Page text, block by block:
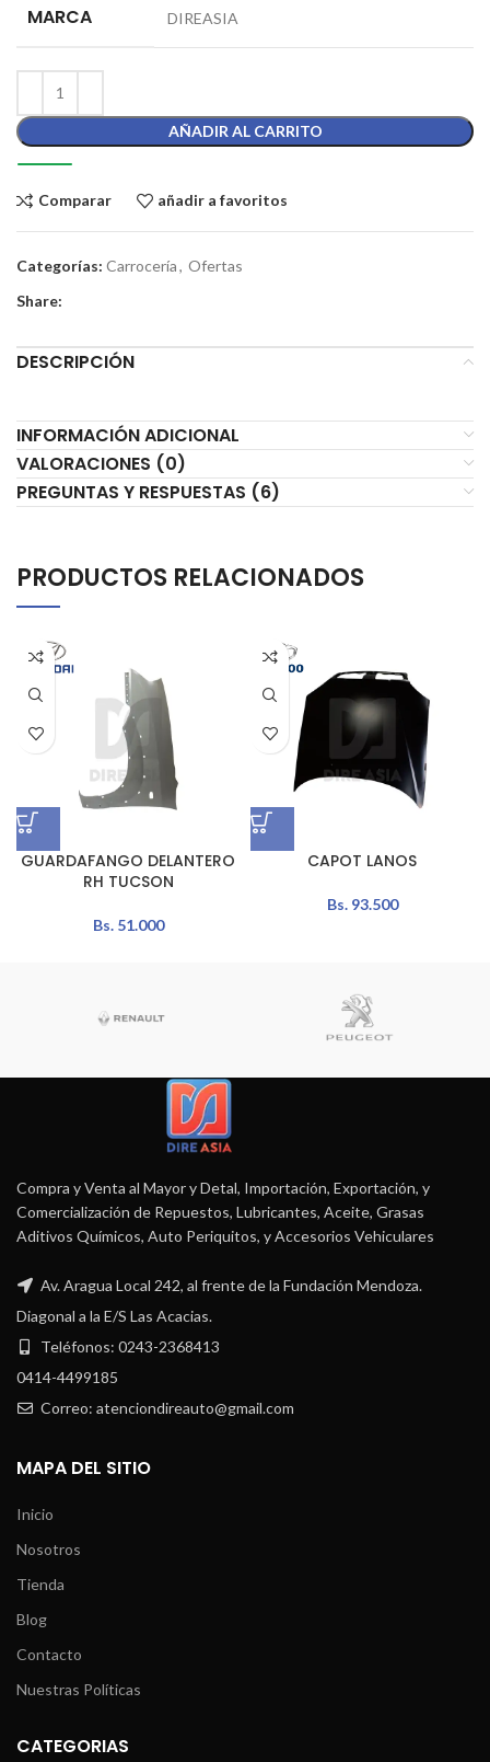
MARCA DIREASIA
AÑADIR AL CARRITO
Comparar añadir a favoritos
Categorías: Carrocería, Ofertas
Share:
DESCRIPCIÓN
INFORMACIÓN ADICIONAL
VALORACIONES (0)
PREGUNTAS Y RESPUESTAS (6)
PRODUCTOS RELACIONADOS
GUARDAFANGO DELANTERO
RH TUCSON
Bs.51.000
CAPOT LANOS
Bs.93.500
Compra y Venta al Mayor y Detal, Importación, Exportación, y
Comercialización de Repuestos, Lubricantes, Aceite, Grasas
Aditivos Químicos, Auto Periquitos, y Accesorios Vehiculares
Av. Aragua Local 242, al frente de la Fundación Mendoza.
Diagonal a la E/S Las Acacias.
Teléfonos: 0243-2368413
0414-4499185
Correo: atenciondireauto@gmail.com
MAPA DEL SITIO
Inicio
Nosotros
Tienda
Blog
Contacto
Nuestras Políticas
CATEGORIAS